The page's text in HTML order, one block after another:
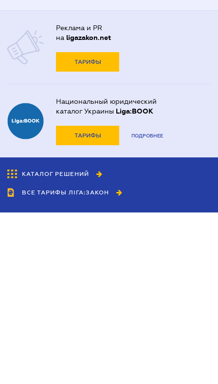
Реклама и PR
на ligazakon.net
ТАРИФЫ
Национальный юридический
каталог Украины Liga:BOOK
ТАРИФЫ ПОДРОБНЕЕ
КАТАЛОГ РЕШЕНИЙ
ВСЕ ТАРИФЫ ЛІГА:ЗАКОН